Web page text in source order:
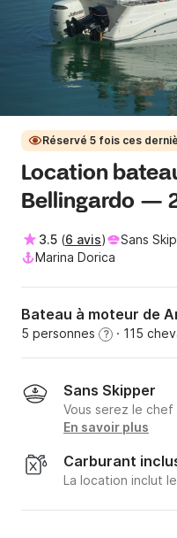
Réservé 5 fois ces
Location
Bellingardo —
3.5 (6 avis) Sans
Marina Dorica
Bateau à moteur de
5 personnes ? · 115
Sans Skipper
Vous serez le
En savoir plus
Carburant
La location inclut